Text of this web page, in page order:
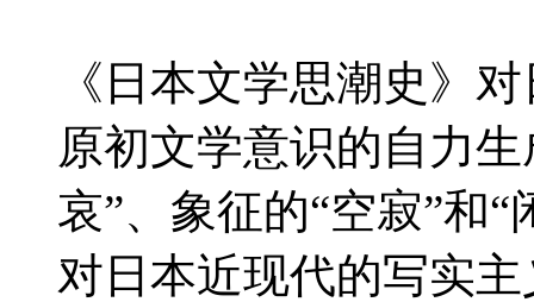
《日本文学思潮史》
原初文学意识的自力
哀”、象征的“空寂”和
对日本近现代的写实